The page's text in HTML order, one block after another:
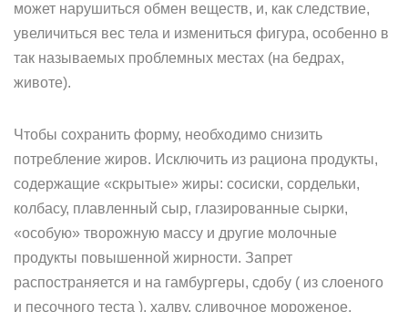
может нарушиться обмен веществ, и, как следствие,
увеличиться вес тела и измениться фигура, особенно в
так называемых проблемных местах (на бедрах,
животе).
Чтобы сохранить форму, необходимо снизить
потребление жиров. Исключить из рациона продукты,
содержащие «скрытые» жиры: сосиски, сордельки,
колбасу, плавленный сыр, глазированные сырки,
«особую» творожную массу и другие молочные
продукты повышенной жирности. Запрет
распостраняется и на гамбургеры, сдобу ( из слоеного
и песочного теста ), халву, сливочное мороженое,